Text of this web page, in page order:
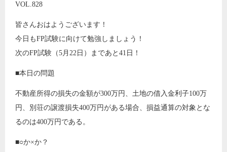
VOL.828
皆さんおはようございます！
今日もFP試験に向けて勉強しましょう！
次のFP試験（5月22日）まであと41日！
■本日の問題
不動産所得の損失の金額が300万円、土地の借入金利子100万
円、別荘の譲渡損失400万円がある場合、損益通算の対象とな
るのは400万円である。
■○か×か？